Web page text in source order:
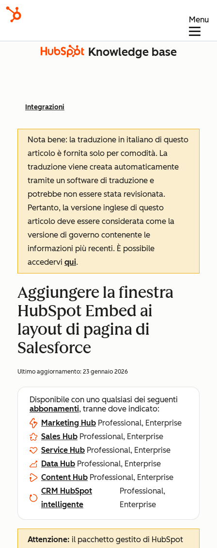
Menu
Knowledge base
Integrazioni
Nota bene: la traduzione in italiano di questo
articolo è fornita solo per comodità. La
traduzione viene creata automaticamente
tramite un software di traduzione e
potrebbe non essere stata revisionata.
Pertanto, la versione inglese di questo
articolo deve essere considerata come la
versione di governo contenente le
informazioni più recenti. È possibile
accedervi qui.
Aggiungere la finestra
HubSpot Embed ai
layout di pagina di
Salesforce
Ultimo aggiornamento: 23 gennaio 2026
Disponibile con uno qualsiasi dei seguenti
abbonamenti, tranne dove indicato:
Marketing Hub Professional, Enterprise
Sales Hub Professional, Enterprise
Service Hub Professional, Enterprise
Data Hub Professional, Enterprise
Content Hub Professional, Enterprise
CRM HubSpot
intelligente
Professional,
Enterprise
Attenzione: il pacchetto gestito di HubSpot